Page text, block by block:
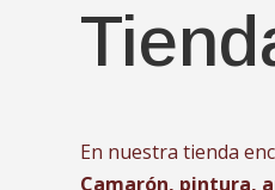
En nuestra tienda
Camarón, pintura,